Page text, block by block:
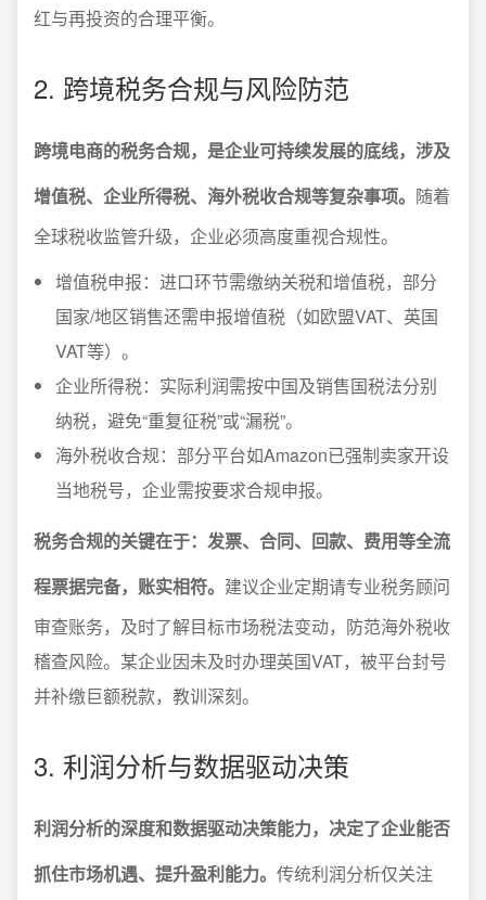
红与再投资的合理平衡。
2. 跨境税务合规与风险防范
跨境电商的税务合规，是企业可持续发展的底线，涉及
增值税、企业所得税、海外税收合规等复杂事项。 随着
全球税收监管升级，企业必须高度重视合规性。
增值税申报：进口环节需缴纳关税和增值税，部分
国家/地区销售还需申报增值税（如欧盟VAT、英国
VAT等）。
企业所得税：实际利润需按中国及销售国税法分别
纳税，避免“重复征税”或“漏税”。
海外税收合规：部分平台如Amazon已强制卖家开设
当地税号，企业需按要求合规申报。
税务合规的关键在于：发票、合同、回款、费用等全流
程票据完备，账实相符。 建议企业定期请专业税务顾问
审查账务，及时了解目标市场税法变动，防范海外税收
稽查风险。某企业因未及时办理英国VAT，被平台封号
并补缴巨额税款，教训深刻。
3. 利润分析与数据驱动决策
利润分析的深度和数据驱动决策能力，决定了企业能否
抓住市场机遇、提升盈利能力。 传统利润分析仅关注